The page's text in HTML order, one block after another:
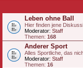
Leben ohne Ball
Hier finden jene
Moderator: Staff
Themen: 168
Anderer Sport
Alles Sportliche, das
Moderator: Staff
Themen: 16